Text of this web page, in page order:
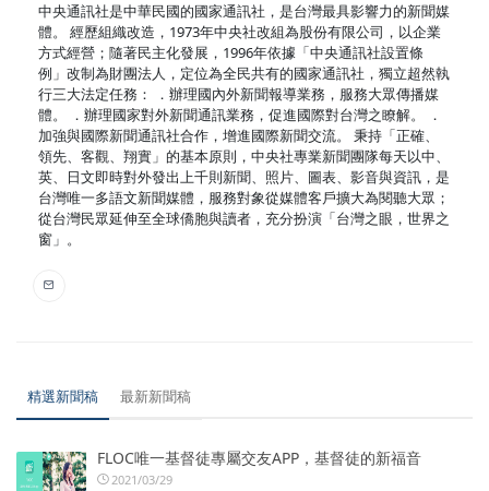
中央通訊社是中華民國的國家通訊社，是台灣最具影響力的新聞媒
體。 經歷組織改造，1973年中央社改組為股份有限公司，以企業
方式經營；隨著民主化發展，1996年依據「中央通訊社設置條
例」改制為財團法人，定位為全民共有的國家通訊社，獨立超然執
行三大法定任務： ．辦理國內外新聞報導業務，服務大眾傳播媒
體。 ．辦理國家對外新聞通訊業務，促進國際對台灣之瞭解。 ．
加強與國際新聞通訊社合作，增進國際新聞交流。 秉持「正確、
領先、客觀、翔實」的基本原則，中央社專業新聞團隊每天以中、
英、日文即時對外發出上千則新聞、照片、圖表、影音與資訊，是
台灣唯一多語文新聞媒體，服務對象從媒體客戶擴大為閱聽大眾；
從台灣民眾延伸至全球僑胞與讀者，充分扮演「台灣之眼，世界之
窗」。
精選新聞稿 最新新聞稿
FLOC唯一基督徒專屬交友APP，基督徒的新福音
2021/03/29